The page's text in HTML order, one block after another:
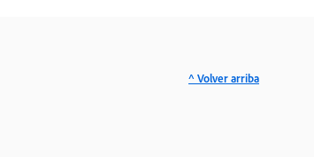
^ Volver arriba